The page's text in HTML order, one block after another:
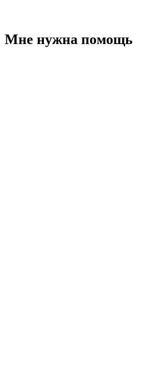
Мне нужна помощь